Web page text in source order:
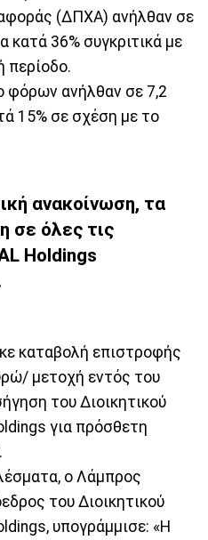
(ΔΠΧΑ) ανήλθαν σε
κατά 36% συγκριτικά με
περίοδο.
φόρων ανήλθαν σε 7,2
15% σε σχέση με το
ανακοίνωση, τα
σε όλες τις
Holdings
καταβολή επιστροφής
μετοχή εντός του
του Διοικητικού
για πρόσθετη
ο Λάμπρος
του Διοικητικού
υπογράμμισε: «Η